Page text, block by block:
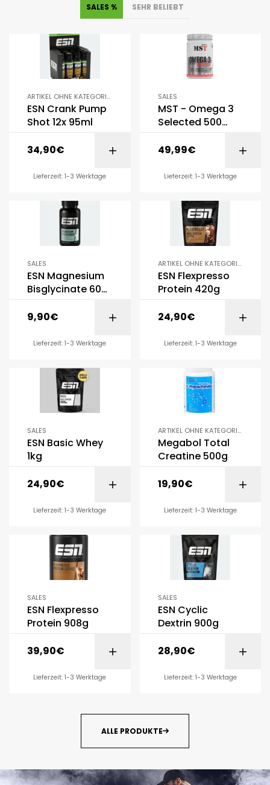
SALES % SEHR BELIEBT
ARTIKEL OHNE KATEGORIE
SALES
ESN Crank Pump
Shot 12x 95ml
34,90€
Lieferzeit: 1-3 Werktage
SALES
MST - Omega 3
Selected 500
49,99€
Lieferzeit: 1-3 Werktage
SALES
ESN Magnesium
Bisglycinate 60
9,90€
Lieferzeit: 1-3 Werktage
ARTIKEL OHNE KATEGORIE,
SALES
ESN Flexpresso
Protein 420g
24,90€
Lieferzeit: 1-3 Werktage
SALES
ESN Basic Whey
1kg
24,90€
Lieferzeit: 1-3 Werktage
ARTIKEL OHNE KATEGORIE,
SALES
Megabol Total
Creatine 500g
19,90€
Lieferzeit: 1-3 Werktage
SALES
ESN Flexpresso
Protein 908g
39,90€
Lieferzeit: 1-3 Werktage
SALES
ESN Cyclic
Dextrin 900g
28,90€
Lieferzeit: 1-3 Werktage
ALLE PRODUKTE